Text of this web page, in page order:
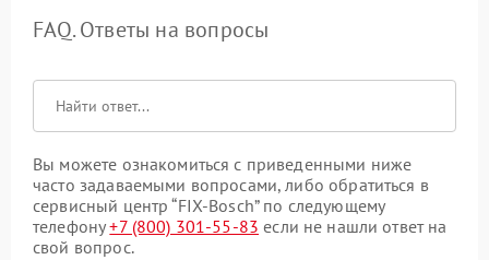
FAQ. Ответы на вопросы
Вы можете ознакомиться с приведенными ниже
часто задаваемыми вопросами, либо обратиться в
сервисный центр “FIX-Bosch” по следующему
телефону+7 (800) 301-55-83 если не нашли ответ на
свой вопрос.